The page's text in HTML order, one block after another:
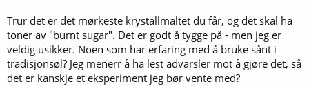
Trur det er det mørkeste krystallmaltet du får, og det skal ha
toner av "burnt sugar". Det er godt å tygge på - men jeg er
veldig usikker. Noen som har erfaring med å bruke sånt i
tradisjonsøl? Jeg menerr å ha lest advarsler mot å gjøre det, så
det er kanskje et eksperiment jeg bør vente med?